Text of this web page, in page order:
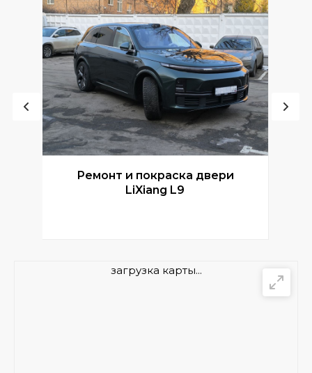
Ремонт и покраска двери
LiXiang L9
загрузка карты...